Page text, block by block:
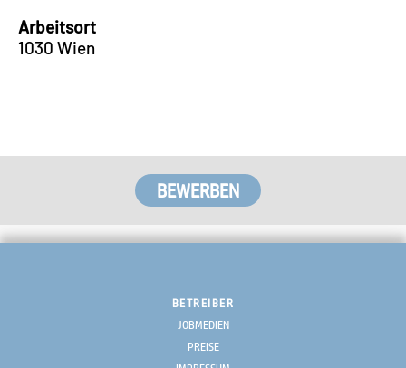
Arbeitsort
​1030 Wien
BETREIBER
JOBMEDIEN
PREISE